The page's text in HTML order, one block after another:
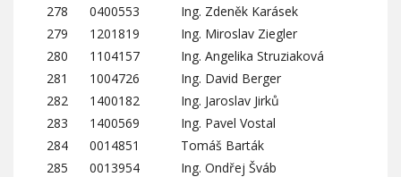
278
0400553
Ing. Zdeněk Karásek
279
1201819
Ing. Miroslav Ziegler
280
1104157
Ing. Angelika Struziaková
281
1004726
Ing. David Berger
282
1400182
Ing. Jaroslav Jirků
283
1400569
Ing. Pavel Vostal
284
0014851
Tomáš Barták
285
0013954
Ing. Ondřej Šváb